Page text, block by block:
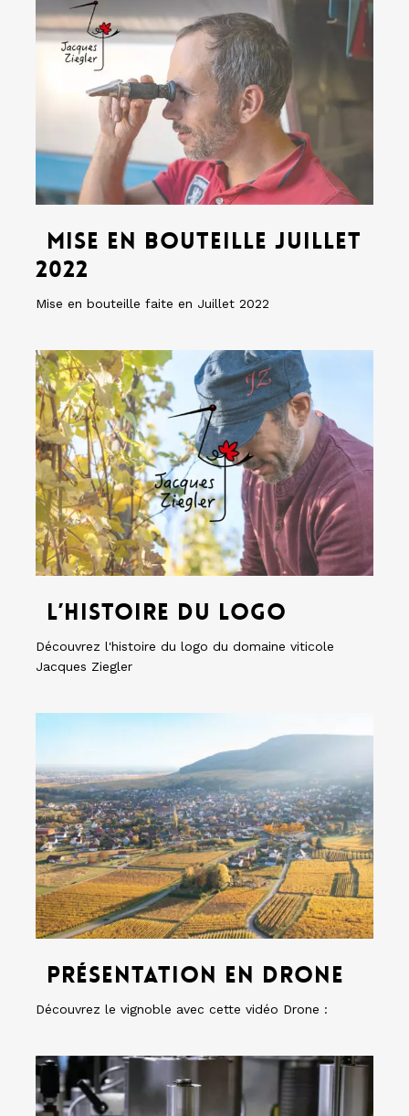
en
bouteille
Juillet
en
bouteille
Juillet
2022
Mise en bouteille Juillet
2022
Mise en bouteille faite en Juillet 2022
L’histoire
du
logo
du
L’histoire du logo
Découvrez l'histoire du logo du domaine viticole
Jacques Ziegler
Présentation
drone
en
Présentation en drone
Découvrez le vignoble avec cette vidéo Drone :
Nouvel
etiquetage